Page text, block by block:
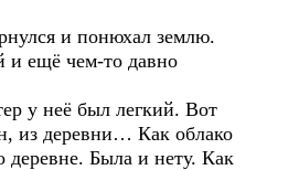
и понюхал землю.
и ещё чем-то давно
неё был легкий. Вот
из деревни… Как облако
деревне. Была и нету. Как